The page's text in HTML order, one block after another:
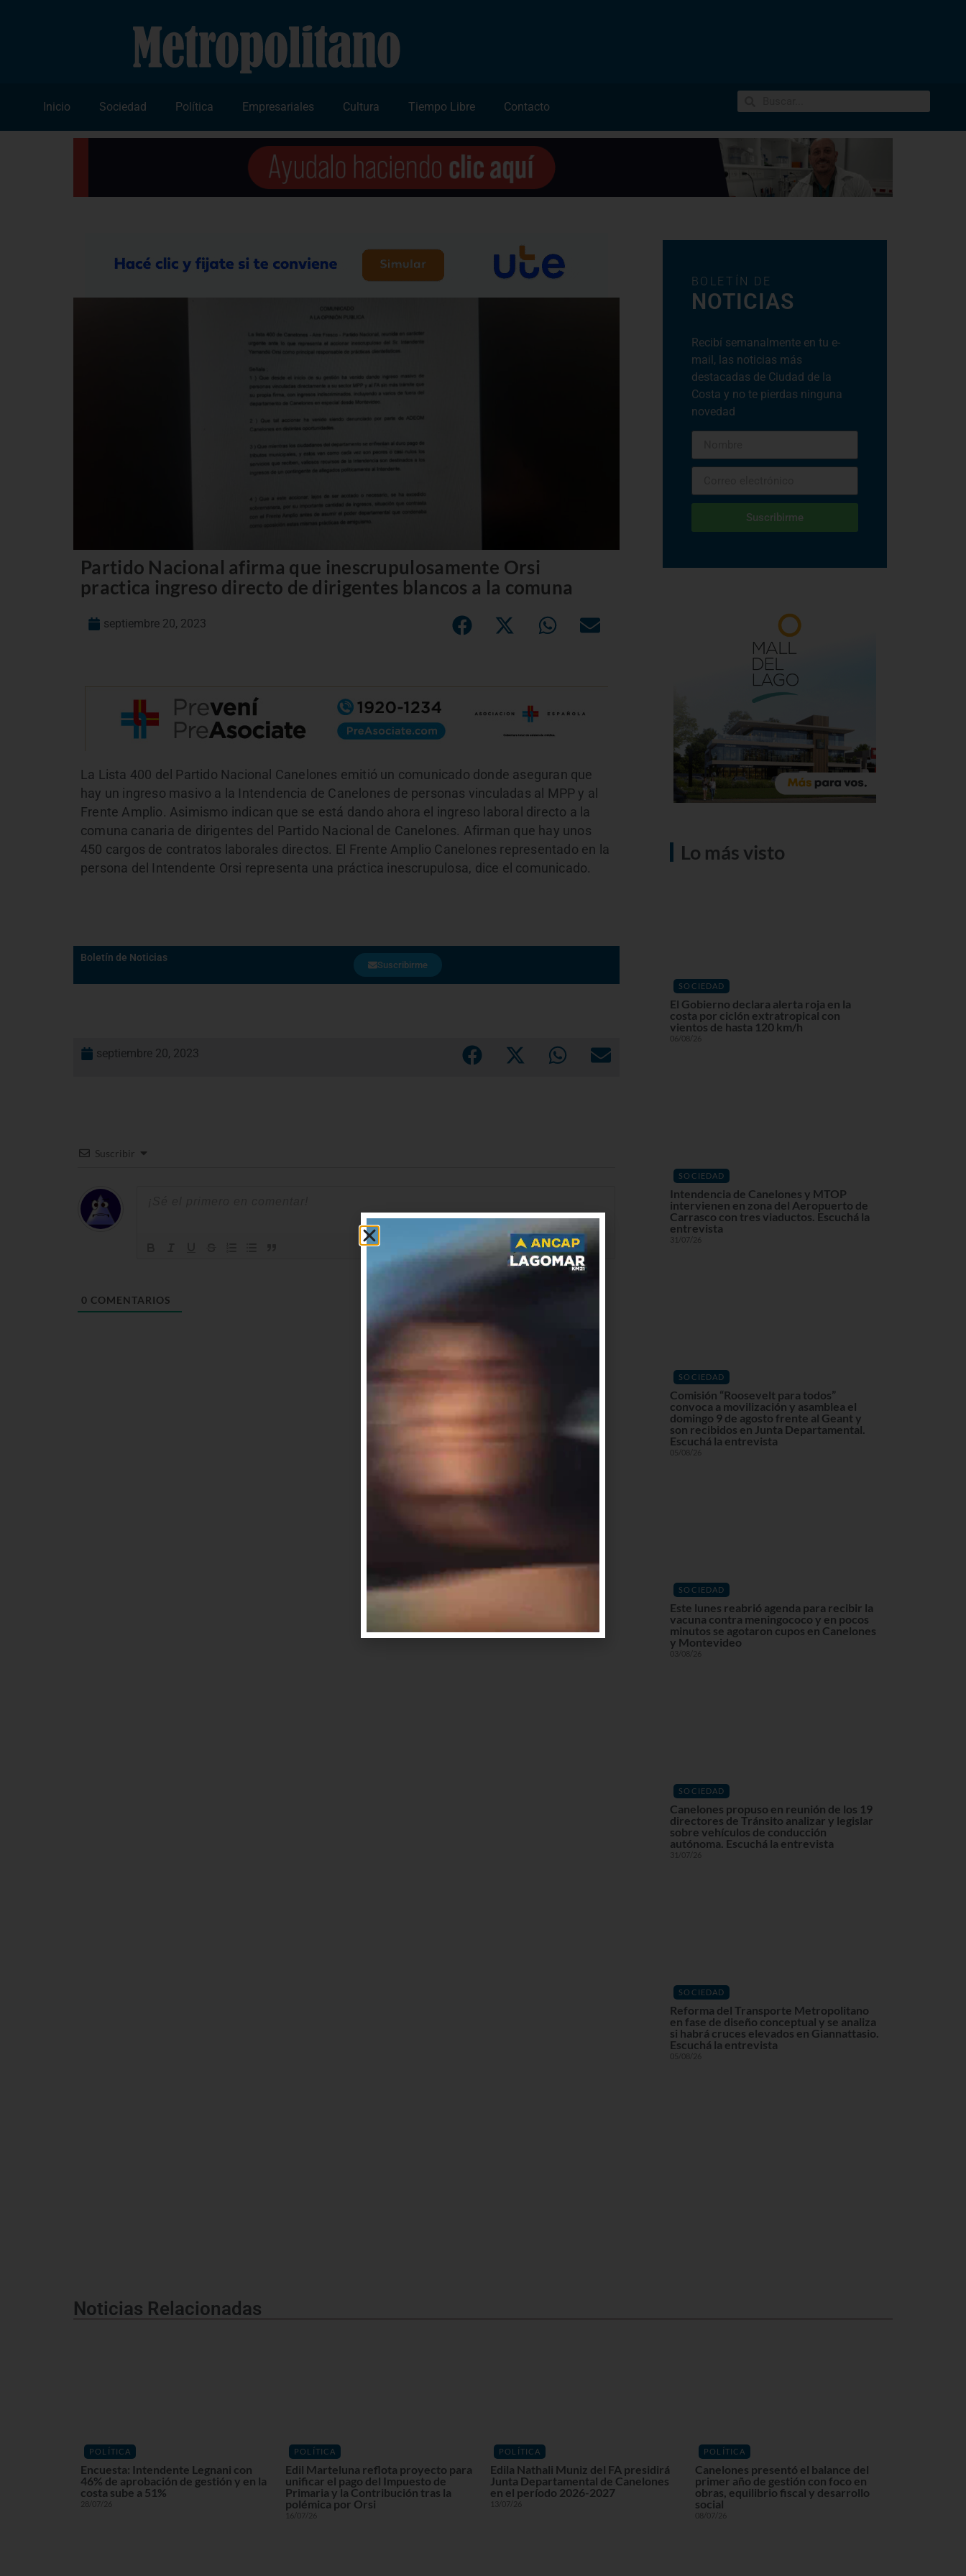
Inicio Sociedad Política Empresariales Cultura Tiempo Libre Contacto
Partido Nacional afirma que inescrupulosamente Orsi
practica ingreso directo de dirigentes blancos a la comuna
septiembre 20, 2023
La Lista 400 del Partido Nacional Canelones emitió un comunicado donde aseguran que
hay un ingreso masivo a la Intendencia de Canelones de personas vinculadas al MPP y al
Frente Amplio. Asimismo indican que se está dando ahora el ingreso laboral directo a la
comuna canaria de dirigentes del Partido Nacional de Canelones. Afirman que hay unos
450 cargos de contratos laborales directos. El Frente Amplio Canelones representado en la
persona del Intendente Orsi representa una práctica inescrupulosa, dice el comunicado.
Boletín de Noticias
Suscribirme
septiembre 20, 2023
Suscribir
0 COMENTARIOS
BOLETÍN DE
NOTICIAS
Recibí semanalmente en tu e-
mail, las noticias más
destacadas de Ciudad de la
Costa y no te pierdas ninguna
novedad
Suscribirme
Lo más visto
SOCIEDAD
El Gobierno declara alerta roja en la
costa por ciclón extratropical con
vientos de hasta 120 km/h
06/08/26
SOCIEDAD
Intendencia de Canelones y MTOP
intervienen en zona del Aeropuerto de
Carrasco con tres viaductos. Escuchá la
entrevista
31/07/26
SOCIEDAD
Comisión “Roosevelt para todos”
convoca a movilización y asamblea el
domingo 9 de agosto frente al Geant y
son recibidos en Junta Departamental.
Escuchá la entrevista
05/08/26
SOCIEDAD
Este lunes reabrió agenda para recibir la
vacuna contra meningococo y en pocos
minutos se agotaron cupos en Canelones
y Montevideo
03/08/26
SOCIEDAD
Canelones propuso en reunión de los 19
directores de Tránsito analizar y legislar
sobre vehículos de conducción
autónoma. Escuchá la entrevista
31/07/26
SOCIEDAD
Reforma del Transporte Metropolitano
en fase de diseño conceptual y se analiza
si habrá cruces elevados en Giannattasio.
Escuchá la entrevista
05/08/26
Noticias Relacionadas
POLÍTICA
Encuesta: Intendente Legnani con
46% de aprobación de gestión y en la
costa sube a 51%
28/07/26
POLÍTICA
Edil Marteluna reflota proyecto para
unificar el pago del Impuesto de
Primaria y la Contribución tras la
polémica por Orsi
16/07/26
POLÍTICA
Edila Nathali Muniz del FA presidirá
Junta Departamental de Canelones
en el período 2026-2027
13/07/26
POLÍTICA
Canelones presentó el balance del
primer año de gestión con foco en
obras, equilibrio fiscal y desarrollo
social
08/07/26